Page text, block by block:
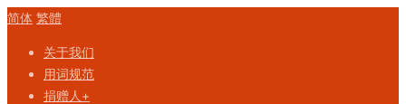
简体 繁體
关于我们
用词规范
捐赠人+